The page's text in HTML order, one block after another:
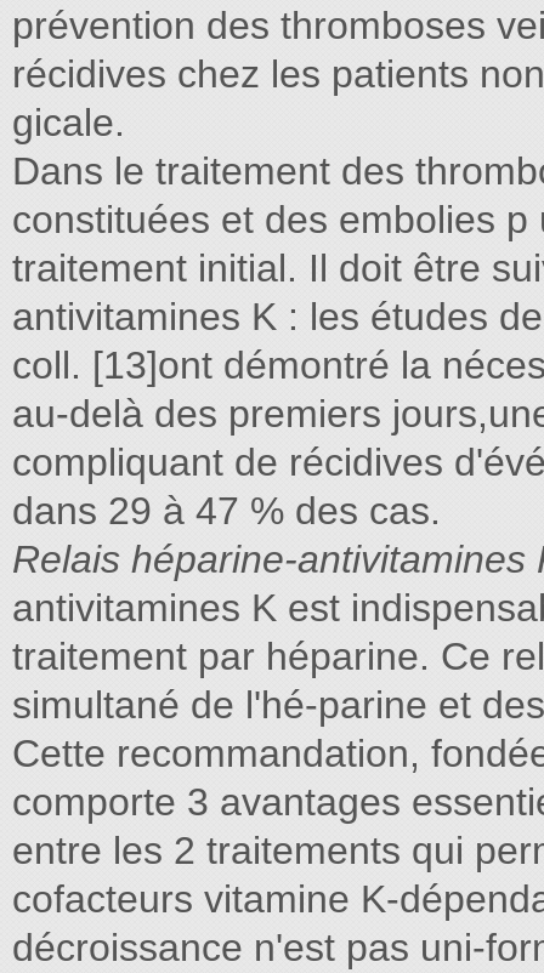
prévention des thromboses
récidives chez les patients
gicale.
Dans le traitement des
constituées et des embolies
traitement initial. Il doit être
antivitamines K : les études
coll. [13]ont démontré la
au-delà des premiers
compliquant de récidives
dans 29 à 47 % des cas.
Relais héparine-antivitamines
antivitamines K est
traitement par héparine. Ce
simultané de l'hé-parine et
Cette recommandation,
comporte 3 avantages
entre les 2 traitements qui
cofacteurs vitamine K-
décroissance n'est pas uni-